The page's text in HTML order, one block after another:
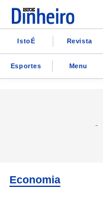
IstoÉ Revista
Esportes Menu
Economia